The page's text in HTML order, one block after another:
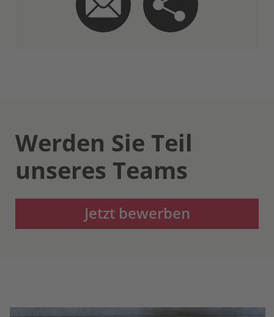
Werden Sie Teil
unseres Teams
Jetzt bewerben